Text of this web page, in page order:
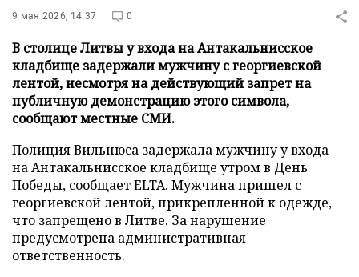
9 мая 2026, 14:37 0
В столице Литвы у входа на Антакальнисское
кладбище задержали мужчину с георгиевской
лентой, несмотря на действующий запрет на
публичную демонстрацию этого символа,
сообщают местные СМИ.
Полиция Вильнюса задержала мужчину у входа
на Антакальнисское кладбище утром в День
Победы, сообщаетELTA. Мужчина пришел с
георгиевской лентой, прикрепленной к одежде,
что запрещено в Литве. За нарушение
предусмотрена административная
ответственность.